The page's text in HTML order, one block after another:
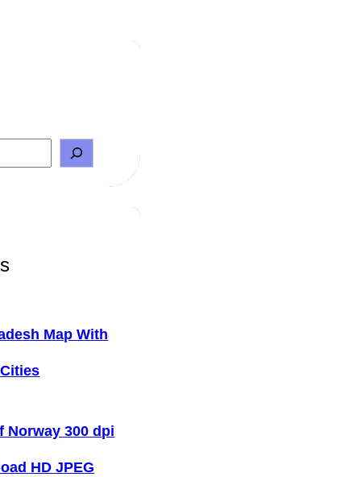
Map With
Norway 300 dpi
HD JPEG